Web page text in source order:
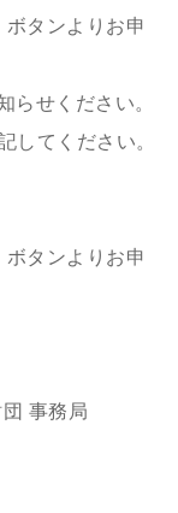
ボタンよりお申
らせください。
してください。
ボタンよりお申
事務局